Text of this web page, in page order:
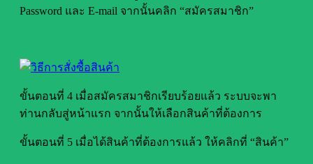
Password และ E-mail จากนั้นคลิก “สมัครสมาชิก”
ขั้นตอนที่ 4 เมื่อสมัครสมาชิกเรียบร้อยแล้ว ระบบจะพา
ท่านกลับสู่หน้าแรก จากนั้นให้เลือกสินค้าที่ต้องการ
ขั้นตอนที่ 5 เมื่อได้สินค้าที่ต้องการแล้ว ให้คลิกที่ “สินค้า”